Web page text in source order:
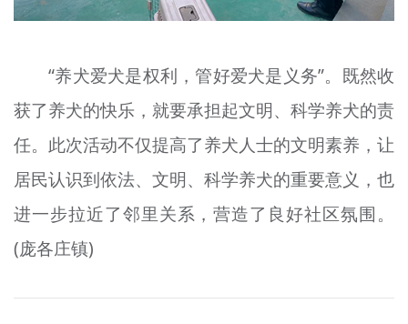
“养犬爱犬是权利，管好爱犬是义务”。既然收
获了养犬的快乐，就要承担起文明、科学养犬的责
任。此次活动不仅提高了养犬人士的文明素养，让
居民认识到依法、文明、科学养犬的重要意义，也
进一步拉近了邻里关系，营造了良好社区氛围。
(庞各庄镇)